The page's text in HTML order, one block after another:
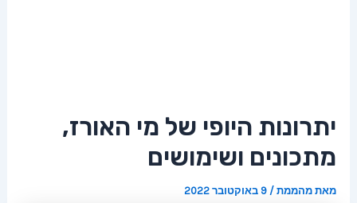
יתרונות היופי של מי האורז,
מתכונים ושימושים
מאתמהממת/9 באוקטובר 2022